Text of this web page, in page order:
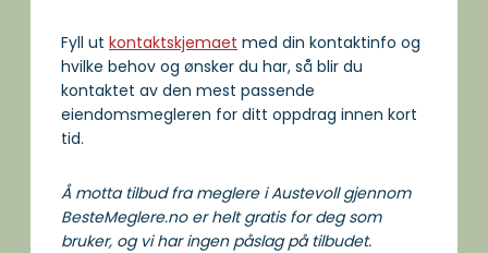
Fyll ut kontaktskjemaet med din kontaktinfo og
hvilke behov og ønsker du har, så blir du
kontaktet av den mest passende
eiendomsmegleren for ditt oppdrag innen kort
tid.
Å motta tilbud fra meglere i Austevoll gjennom
BesteMeglere.no er helt gratis for deg som
bruker, og vi har ingen påslag på tilbudet.